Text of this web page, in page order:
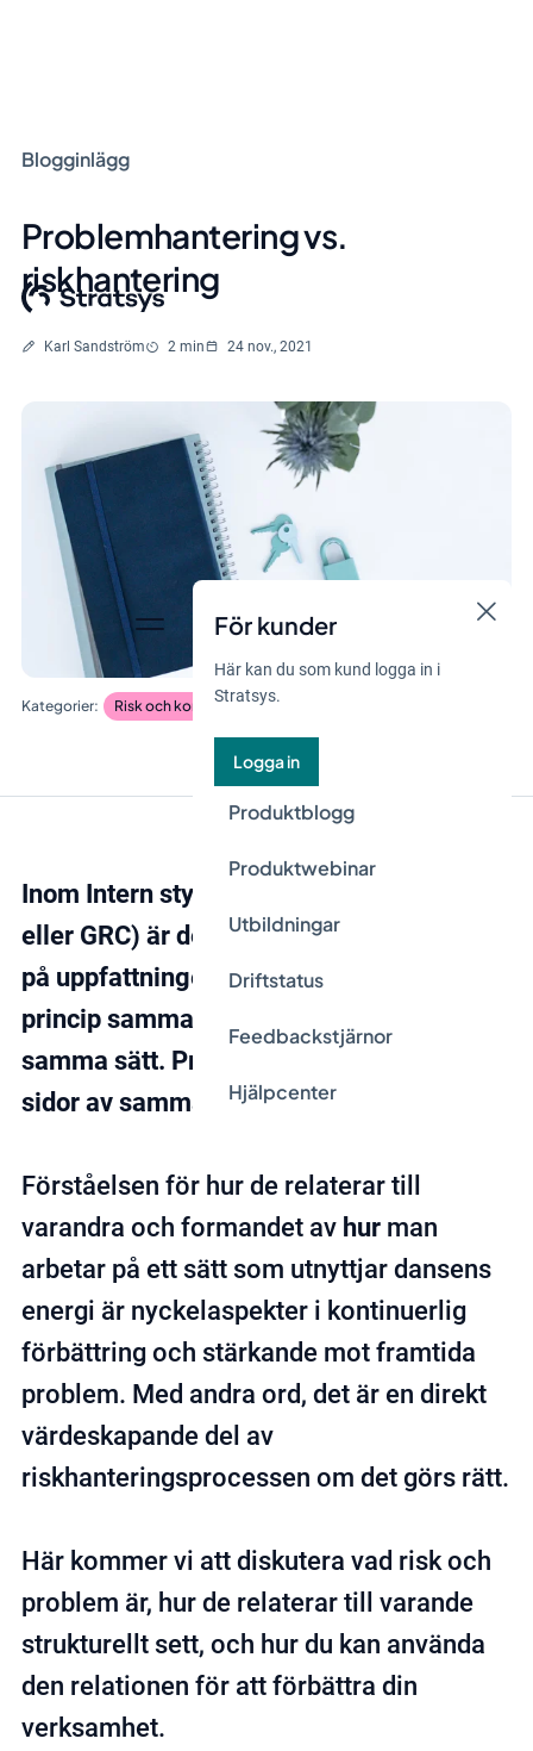
För kunder
Här kan du som kund logga in i
Stratsys.
Logga in
Produktblogg
Produktwebinar
Utbildningar
Driftstatus
Feedbackstjärnor
Hjälpcenter
Blogginlägg
Problemhantering vs.
riskhantering
Skriven av
Karl Sandström Lästid
2 min 24 nov., 2021
Risk och kontroll
Inom Intern styrning och Kontroll (ISK
eller GRC) är det ganska vanligt att stöta
på uppfattningen attriskoch problem är i
princip samma sak och kan hanteras på
samma sätt. Problem och risk är dock två
sidor av samma mynt, låsta i en evig dans.
Förståelsen för hur de relaterar till
varandra och formandet av hurman
arbetar på ett sätt som utnyttjar dansens
energi är nyckelaspekter i kontinuerlig
förbättring och stärkande mot framtida
problem. Med andra ord, det är en direkt
värdeskapande del av
riskhanteringsprocessen om det görs rätt.
Här kommer vi att diskutera vad risk och
problem är, hur de relaterar till varande
strukturellt sett, och hur du kan använda
den relationen för att förbättra din
verksamhet.